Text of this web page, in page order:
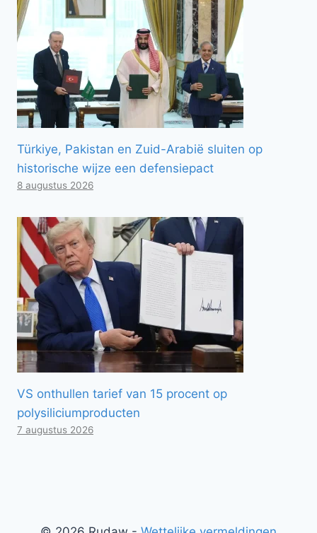
Türkiye, Pakistan en Zuid-Arabië sluiten op
historische wijze een defensiepact
8 augustus 2026
VS onthullen tarief van 15 procent op
polysiliciumproducten
7 augustus 2026